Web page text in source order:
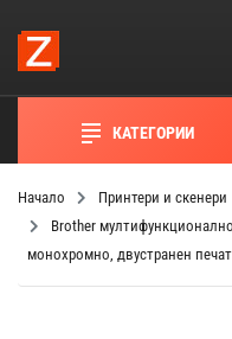
КАТЕГОРИИ
Начало Принтери и скенери
Brother
монохромно, двустранен печат